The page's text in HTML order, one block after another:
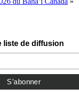
liste de diffusion